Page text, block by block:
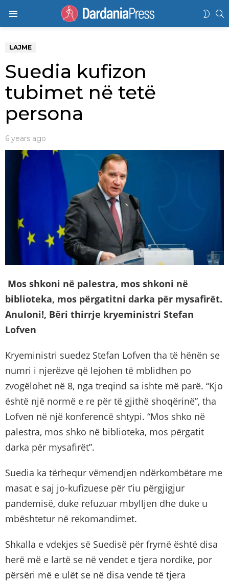
LAJME
Suedia kufizon
tubimet në tetë
persona
6 years ago
Mos shkoni në palestra, mos shkoni në
biblioteka, mos përgatitni darka për mysafirët.
Anuloni!, Bëri thirrje kryeministri Stefan
Lofven
Kryeministri suedez Stefan Lofven tha të hënën se
numri i njerëzve që lejohen të mblidhen po
zvogëlohet në 8, nga treqind sa ishte më parë. “Kjo
është një normë e re për të gjithë shoqërinë”, tha
Lofven në një konferencë shtypi. “Mos shko në
palestra, mos shko në biblioteka, mos përgatit
darka për mysafirët”.
Suedia ka tërhequr vëmendjen ndërkombëtare me
masat e saj jo-kufizuese për t’iu përgjigjur
pandemisë, duke refuzuar mbylljen dhe duke u
mbështetur në rekomandimet.
Shkalla e vdekjes së Suedisë për frymë është disa
herë më e lartë se në vendet e tjera nordike, por
përsëri më e ulët se në disa vende të tjera